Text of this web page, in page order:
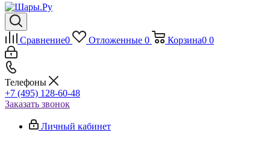
Сравнение0 Отложенные 0 Корзина0 0
Телефоны
+7 (495) 128-60-48
Заказать звонок
Личный кабинет